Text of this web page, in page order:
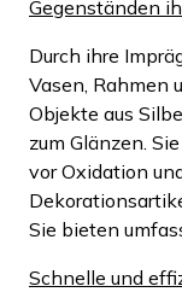
Gegenständen
Durch ihre
Vasen, Rahmen
Objekte aus
zum Glänzen.
vor Oxidation
Sie bieten
Schnelle und